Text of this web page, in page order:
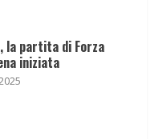
la partita di Forza
iniziata